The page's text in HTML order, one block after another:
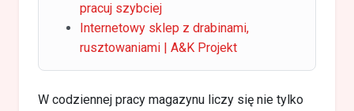
pracuj szybciej
Internetowy sklep z drabinami,
rusztowaniami | A&K Projekt
W codziennej pracy magazynu liczy się nie tylko